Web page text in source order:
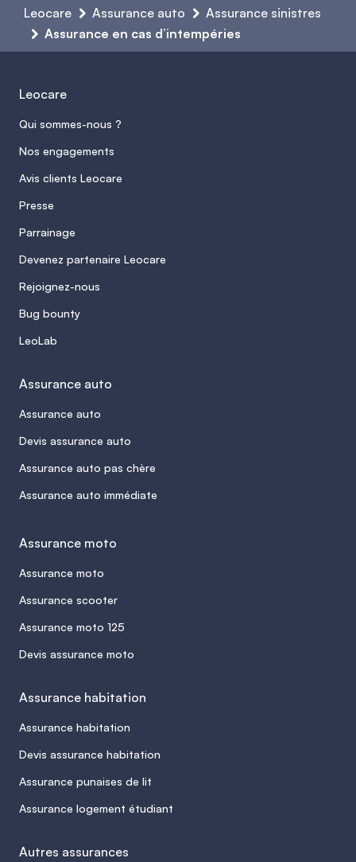
Leocare Assurance auto
Assurance sinistres
Assurance en cas d’intempéries
Leocare
Qui sommes-nous ?
Nos engagements
Avis clients Leocare
Presse
Parrainage
Devenez partenaire Leocare
Rejoignez-nous
Bug bounty
LeoLab
Assurance auto
Assurance auto
Devis assurance auto
Assurance auto pas chère
Assurance auto immédiate
Assurance moto
Assurance moto
Assurance scooter
Assurance moto 125
Devis assurance moto
Assurance habitation
Assurance habitation
Devis assurance habitation
Assurance punaises de lit
Assurance logement étudiant
Autres assurances